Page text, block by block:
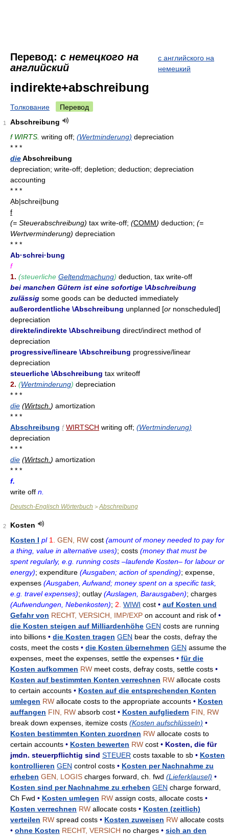
Перевод: с немецкого на
английский
с английского на
немецкий
indirekte+abschreibung
Толкование Перевод
1
Abschreibung
f WIRTS. writing off; (Wertminderung) depreciation
* * *
dieAbschreibung
depreciation; write-off; depletion; deduction; depreciation
accounting
* * *
Ạb|schrei|bung
f
(= Steuerabschreibung) tax write-off; (COMM) deduction; (=
Wertverminderung) depreciation
* * *
Ab·schrei·bung
f
1. (steuerliche Geltendmachung) deduction, tax write-off
bei manchen Gütern ist eine sofortige \Abschreibung
zulässig some goods can be deducted immediately
außerordentliche \Abschreibung unplanned [or nonscheduled]
depreciation
direkte/indirekte \Abschreibung direct/indirect method of
depreciation
progressive/lineare \Abschreibung progressive/linear
depreciation
steuerliche \Abschreibung tax writeoff
2. (Wertminderung) depreciation
* * *
die (Wirtsch. ) amortization
* * *
Abschreibung f WIRTSCH writing off; (Wertminderung)
depreciation
* * *
die (Wirtsch. ) amortization
* * *
f.
write off n.
Deutsch-Englisch Wörterbuch > Abschreibung
2
Kosten
Kosten I pl 1. GEN, RW cost (amount of money needed to pay for
a thing, value in alternative uses); costs (money that must be
spent regularly, e.g. running costs –laufende Kosten– for labour or
energy); expenditure (Ausgaben; action of spending); expense,
expenses (Ausgaben, Aufwand; money spent on a specific task,
e.g. travel expenses); outlay (Auslagen, Barausgaben); charges
(Aufwendungen, Nebenkosten); 2. WIWI cost • auf Kosten und
Gefahr von RECHT, VERSICH, IMP/EXP on account and risk of •
die Kosten steigen auf Milliardenhöhe GEN costs are running
into billions • die Kosten tragen GEN bear the costs, defray the
costs, meet the costs • die Kosten übernehmen GEN assume the
expenses, meet the expenses, settle the expenses • für die
Kosten aufkommen RW meet costs, defray costs, settle costs •
Kosten auf bestimmten Konten verrechnen RW allocate costs
to certain accounts • Kosten auf die entsprechenden Konten
umlegen RW allocate costs to the appropriate accounts • Kosten
auffangen FIN, RW absorb cost • Kosten aufgliedern FIN, RW
break down expenses, itemize costs (Kosten aufschlüsseln) •
Kosten bestimmten Konten zuordnen RW allocate costs to
certain accounts • Kosten bewerten RW cost • Kosten, die für
jmdn. steuerpflichtig sind STEUER costs taxable to sb • Kosten
kontrollieren GEN control costs • Kosten per Nachnahme zu
erheben GEN, LOGIS charges forward, ch. fwd (Lieferklausel) •
Kosten sind per Nachnahme zu erheben GEN charge forward,
Ch Fwd • Kosten umlegen RW assign costs, allocate costs •
Kosten verrechnen RW allocate costs • Kosten (zeitlich)
verteilen RW spread costs • Kosten zuweisen RW allocate costs
• ohne Kosten RECHT, VERSICH no charges • sich an den